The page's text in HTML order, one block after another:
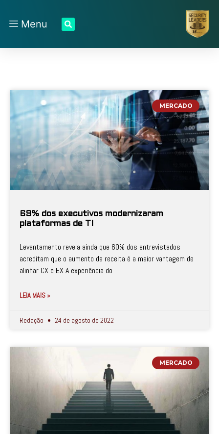
Menu
MERCADO
69% dos executivos modernizaram
plataformas de TI
Levantamento revela ainda que 60% dos entrevistados
acreditam que o aumento da receita é a maior vantagem de
alinhar CX e EX A experiência do
LEIA MAIS »
Redação 24 de agosto de 2022
MERCADO